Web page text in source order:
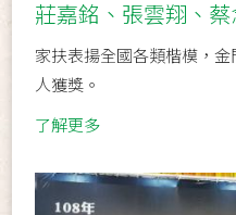
莊嘉銘、張雲翔、
家扶表揚全國各類楷模，
人獲獎。
了解更多